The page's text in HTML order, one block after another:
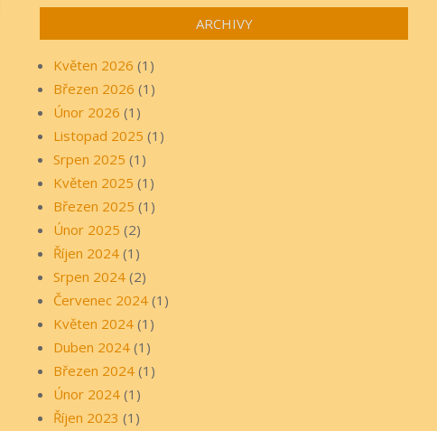
ARCHIVY
Květen 2026 (1)
Březen 2026 (1)
Únor 2026 (1)
Listopad 2025 (1)
Srpen 2025 (1)
Květen 2025 (1)
Březen 2025 (1)
Únor 2025 (2)
Říjen 2024 (1)
Srpen 2024 (2)
Červenec 2024 (1)
Květen 2024 (1)
Duben 2024 (1)
Březen 2024 (1)
Únor 2024 (1)
Říjen 2023 (1)